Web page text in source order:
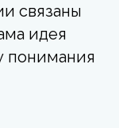
связаны
идея
понимания